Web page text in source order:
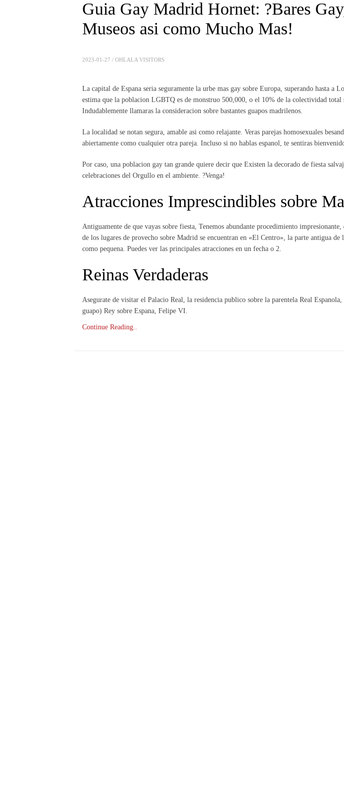
Guia Gay Madrid Hornet: ?Bares
Museos asi­ como Mucho Mas!
2023-01-27 / OHLALA VISITORS
La capital de Espana seri­a seguramente la urbe mas gay sobre Europa, superando hasta a
estima que la poblacion LGBTQ es de monstruo 500,000, o el 10% de la colectividad
Indudablemente llamaras la consideracion sobre bastantes guapos madrilenos.
La localidad se notan segura, amable asi­ como relajante. Veras parejas homosexuales
abiertamente como cualquier otra pareja. Incluso si no hablas espanol, te sentiras
Por caso, una poblacion gay tan grande quiere decir que Existen la decorado de fiesta
celebraciones del Orgullo en el ambiente. ?Venga!
Atracciones Imprescindibles sobre
Antiguamente de que vayas sobre fiesta, Tenemos abundante procedimiento
de los lugares de provecho sobre Madrid se encuentran en «El Centro», la parte antigua
como pequena. Puedes ver las principales atracciones en un fecha o 2.
Reinas Verdaderas
Asegurate de visitar el Palacio Real, la residencia publico sobre la parentela Real
guapo) Rey sobre Espana, Felipe VI.
Continue Reading..